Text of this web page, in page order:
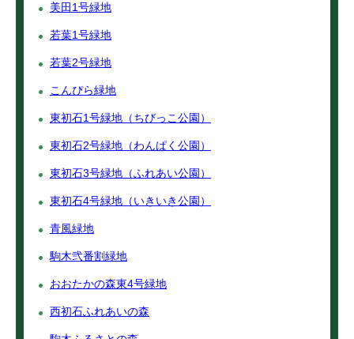
美田1号緑地
若葉1号緑地
若葉2号緑地
こんぴら緑地
東初石1号緑地（ちびっこ公園）
東初石2号緑地（わんぱく公園）
東初石3号緑地（ふれあい公園）
東初石4号緑地（いきいき公園）
青風緑地
駒木弐番割緑地
おおたかの森東4号緑地
西初石ふれあいの森